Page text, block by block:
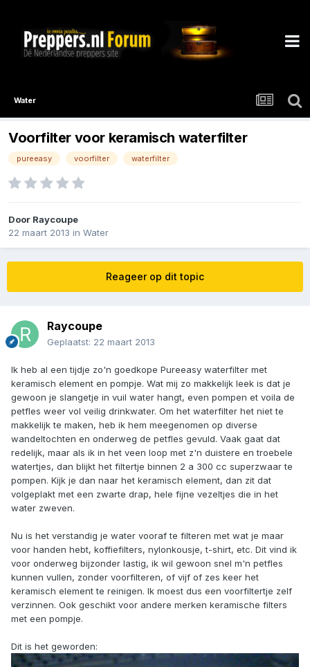
Water
Voorfilter voor keramisch waterfilter
pureeasy voorfilter waterfilter
Door Raycoupe
22 maart 2013 in Water
Reageer op dit topic
Raycoupe
Geplaatst: 22 maart 2013
Ik heb al een tijdje zo'n goedkope Pureeasy waterfilter met
keramisch element en pompje. Wat mij zo makkelijk leek is dat je
gewoon je slangetje in vuil water hangt, even pompen et voila de
petfles weer vol veilig drinkwater. Om het waterfilter het niet te
makkelijk te maken, heb ik hem meegenomen op diverse
wandeltochten en onderweg de petfles gevuld. Vaak gaat dat
redelijk, maar als ik in het veen loop met z'n duistere en troebele
watertjes, dan blijkt het filtertje binnen 2 a 300 cc superzwaar te
pompen. Kijk je dan naar het keramisch element, dan zit dat
volgeplakt met een zwarte drap, hele fijne vezeltjes die in het
water zweven.
Nu is het verstandig je water vooraf te filteren met wat je maar
voor handen hebt, koffiefilters, nylonkousje, t-shirt, etc. Dit vind ik
voor onderweg bijzonder lastig, ik wil gewoon snel m'n petfles
kunnen vullen, zonder voorfilteren, of vijf of zes keer het
keramisch element te reinigen. Ik moest dus een voorfiltertje zelf
verzinnen. Ook geschikt voor andere merken keramische filters
met een pompje.
Dit is het geworden: